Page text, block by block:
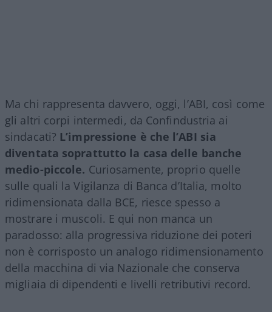
Ma chi rappresenta davvero, oggi, l’ABI, così come
gli altri corpi intermedi, da Confindustria ai
sindacati? L’impressione è che l’ABI sia
diventata soprattutto la casa delle banche
medio-piccole. Curiosamente, proprio quelle
sulle quali la Vigilanza di Banca d’Italia, molto
ridimensionata dalla BCE, riesce spesso a
mostrare i muscoli. E qui non manca un
paradosso: alla progressiva riduzione dei poteri
non è corrisposto un analogo ridimensionamento
della macchina di via Nazionale che conserva
migliaia di dipendenti e livelli retributivi record.